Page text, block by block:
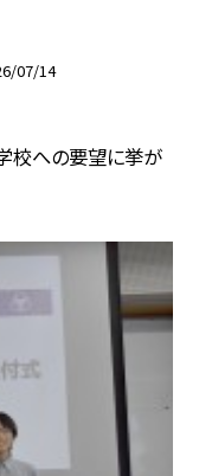
07/14
校への要望に挙が